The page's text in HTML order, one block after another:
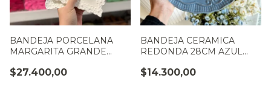
BANDEJA PORCELANA
MARGARITA GRANDE
$27.400,00
BANDEJA CERAMICA
REDONDA 28CM AZUL
$14.300,00